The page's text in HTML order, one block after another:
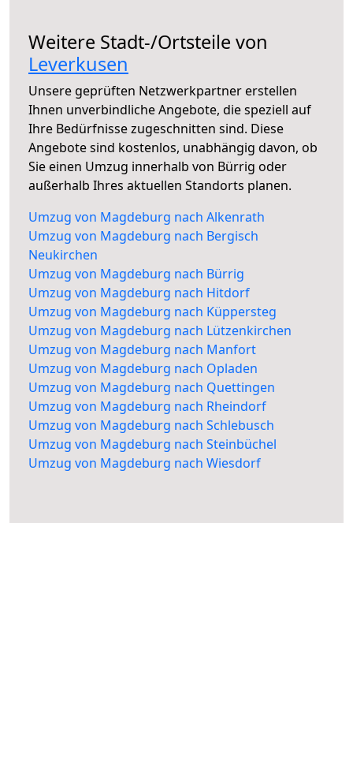
Weitere Stadt-/Ortsteile von
Leverkusen
Unsere geprüften Netzwerkpartner erstellen
Ihnen unverbindliche Angebote, die speziell auf
Ihre Bedürfnisse zugeschnitten sind. Diese
Angebote sind kostenlos, unabhängig davon, ob
Sie einen Umzug innerhalb von Bürrig oder
außerhalb Ihres aktuellen Standorts planen.
Umzug von Magdeburg nach Alkenrath
Umzug von Magdeburg nach Bergisch
Neukirchen
Umzug von Magdeburg nach Bürrig
Umzug von Magdeburg nach Hitdorf
Umzug von Magdeburg nach Küppersteg
Umzug von Magdeburg nach Lützenkirchen
Umzug von Magdeburg nach Manfort
Umzug von Magdeburg nach Opladen
Umzug von Magdeburg nach Quettingen
Umzug von Magdeburg nach Rheindorf
Umzug von Magdeburg nach Schlebusch
Umzug von Magdeburg nach Steinbüchel
Umzug von Magdeburg nach Wiesdorf